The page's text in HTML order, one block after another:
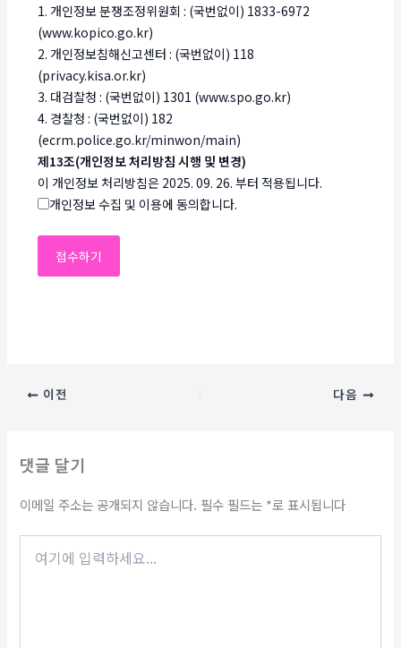
1. 개인정보 분쟁조정위원회 : (국번없이) 1833-6972
(www.kopico.go.kr)
2. 개인정보침해신고센터 : (국번없이) 118
(privacy.kisa.or.kr)
3. 대검찰청 : (국번없이) 1301 (www.spo.go.kr)
4. 경찰청 : (국번없이) 182
(ecrm.police.go.kr/minwon/main)
제13조(개인정보 처리방침 시행 및 변경)
이 개인정보 처리방침은 2025. 09. 26. 부터 적용됩니다.
개인정보 수집 및 이용에 동의합니다.
이전 다음
댓글 달기
이메일 주소는 공개되지 않습니다. 필수 필드는 *로 표시됩니다